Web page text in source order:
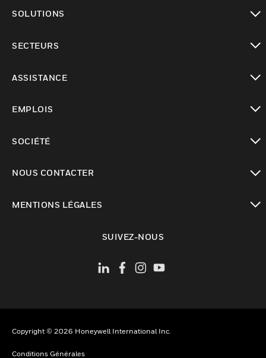
SOLUTIONS
SECTEURS
ASSISTANCE
EMPLOIS
SOCIÉTÉ
NOUS CONTACTER
MENTIONS LÉGALES
SUIVEZ-NOUS
Copyright © 2026 Honeywell International Inc.
Conditions Générales